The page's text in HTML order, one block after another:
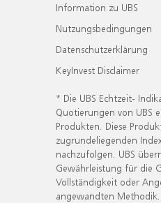
Information zu UBS
Nutzungsbedingungen
Datenschutzerklärung
KeyInvest Disclaimer
* Die UBS Echtzeit-
Quotierungen von UBS
Produkten. Diese
zugrundeliegenden
nachzufolgen. UBS
Gewährleistung für die
Vollständigkeit oder
angewandten Methodik.